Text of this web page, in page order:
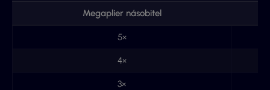
Megaplier násobitel
5×
4×
3×